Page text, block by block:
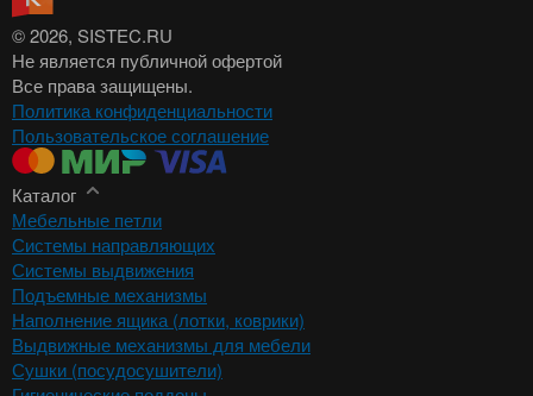
© 2026, SISTEC.RU
Не является публичной офертой
Все права защищены.
Политика конфиденциальности
Пользовательское соглашение
Каталог
Мебельные петли
Системы направляющих
Системы выдвижения
Подъемные механизмы
Наполнение ящика (лотки, коврики)
Выдвижные механизмы для мебели
Сушки (посудосушители)